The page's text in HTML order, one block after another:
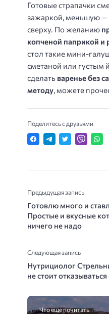
Готовые страпачки
зажаркой, меньшую —
сверху. По желанию
копченой паприкой и
стол такие мини-
сметаной или густым
сделать варенье без
методу, можете
Поделитесь с друзьями
Предыдущая запись
Готовлю много и
Простые и вкусные
ничего не надо
Следующая запись
Нутрициолог
не стоит
Что еще почитать